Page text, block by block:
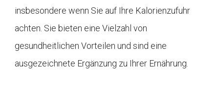
insbesondere wenn Sie auf Ihre Kalorienzufuhr
achten. Sie bieten eine Vielzahl von
gesundheitlichen Vorteilen und sind eine
ausgezeichnete Ergänzung zu Ihrer Ernährung.